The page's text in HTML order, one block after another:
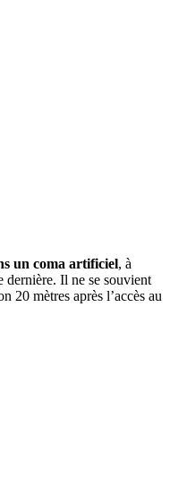
un coma artificiel, à
dernière. Il ne se souvient
20 mètres après l’accès au